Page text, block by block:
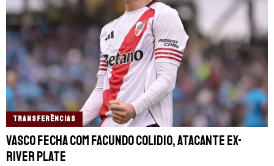
TRANSFERÊNCIAS
Vasco fecha com Facundo Colidio, atacante ex-
River Plate